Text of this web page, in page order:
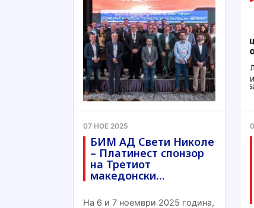
07 НОЕ 2025
БИМ АД Свети Николе
– Платинест спонзор
на Третиот
македонски…
На 6 и 7 ноември 2025 година,